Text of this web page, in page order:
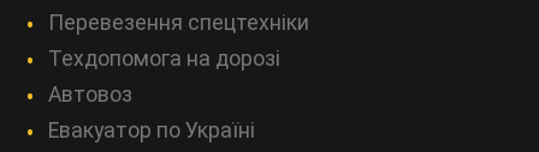
Перевезення спецтехніки
Техдопомога на дорозі
Автовоз
Евакуатор по Україні